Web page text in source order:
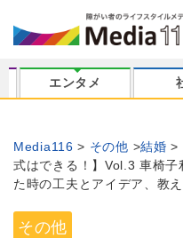
エンタメ
Media116 その他 結婚
式はできる！】Vol.3 車椅子
た時の工夫とアイデア、教え
その他